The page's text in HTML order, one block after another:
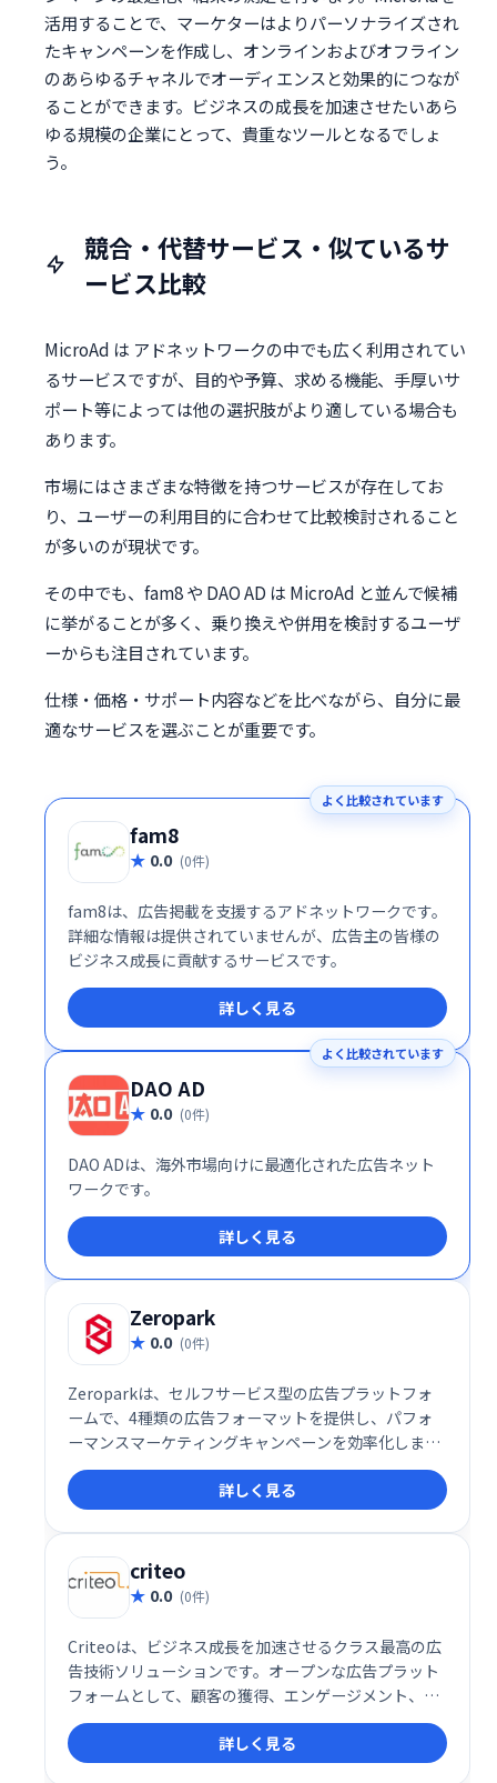
活用することで、マーケターはよりパーソナライズされ
たキャンペーンを作成し、オンラインおよびオフライン
のあらゆるチャネルでオーディエンスと効果的につなが
ることができます。ビジネスの成長を加速させたいあら
ゆる規模の企業にとって、貴重なツールとなるでしょ
う。
競合・代替サービス・似ているサ
ービス比較
MicroAd は アドネットワークの中でも広く利用されてい
るサービスですが、目的や予算、求める機能、手厚いサ
ポート等によっては他の選択肢がより適している場合も
あります。
市場にはさまざまな特徴を持つサービスが存在してお
り、ユーザーの利用目的に合わせて比較検討されること
が多いのが現状です。
その中でも、fam8 や DAO AD は MicroAd と並んで候補
に挙がることが多く、乗り換えや併用を検討するユーザ
ーからも注目されています。
仕様・価格・サポート内容などを比べながら、自分に最
適なサービスを選ぶことが重要です。
よく比較されています
fam8
0.0 (0件)
fam8は、広告掲載を支援するアドネットワークです。
詳細な情報は提供されていませんが、広告主の皆様の
ビジネス成長に貢献するサービスです。
詳しく見る
よく比較されています
DAO AD
0.0 (0件)
DAO ADは、海外市場向けに最適化された広告ネット
ワークです。
詳しく見る
Zeropark
0.0 (0件)
Zeroparkは、セルフサービス型の広告プラットフォ
ームで、4種類の広告フォーマットを提供し、パフォ
ーマンスマーケティングキャンペーンを効率化しま
す。詳細なデータ分析機能と柔軟な設定により、高い
ROIを実現し、目標達成のための最適な戦略立案をサ
ポートします。
詳しく見る
criteo
0.0 (0件)
Criteoは、ビジネス成長を加速させるクラス最高の広
告技術ソリューションです。オープンな広告プラット
フォームとして、顧客の獲得、エンゲージメント、コ
ンバージョンを支援します。高度なテクノロジーで、
ターゲット層への効果的な広告配信を実現し、売上向
上に貢献します。
詳しく見る